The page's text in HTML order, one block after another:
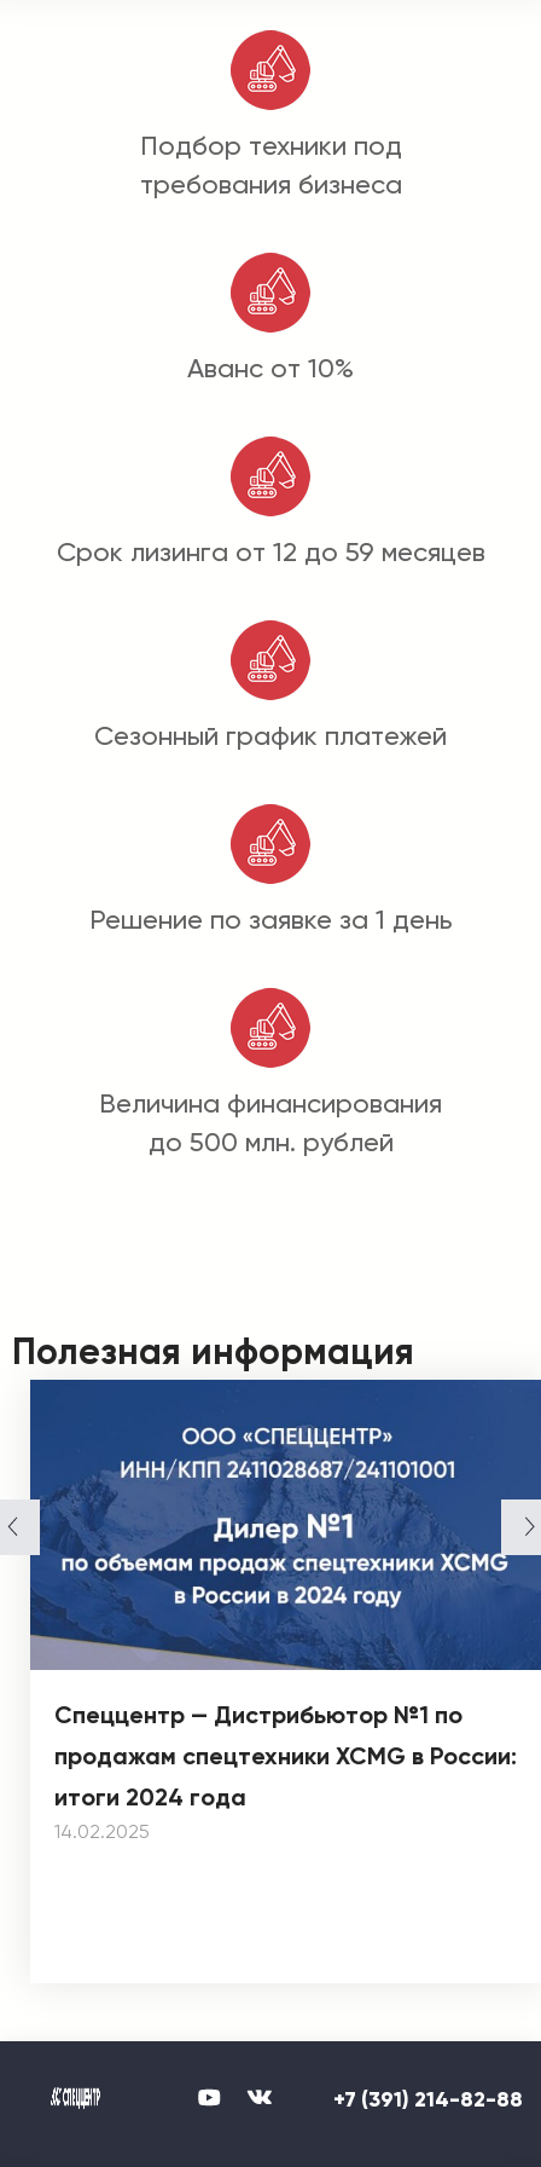
Подбор техники под
требования бизнеса
Аванс от 10%
Срок лизинга от 12 до 59 месяцев
Сезонный график платежей
Решение по заявке за 1 день
Величина финансирования
до 500 млн. рублей
Полезная информация
Спеццентр — Дистрибьютор №1 по
продажам спецтехники XCMG в России:
итоги 2024 года
14.02.2025
+7 (391) 214-82-88